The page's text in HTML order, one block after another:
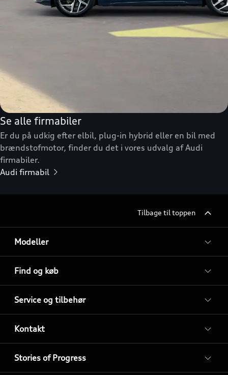
Se alle firmabiler
Er du på udkig efter elbil, plug-in hybrid eller en bil med
brændstofmotor, finder du det i vores udvalg af Audi
firmabiler.
Audi firmabil
Tilbage til toppen
Modeller
Find og køb
Service og tilbehør
Kontakt
Stories of Progress